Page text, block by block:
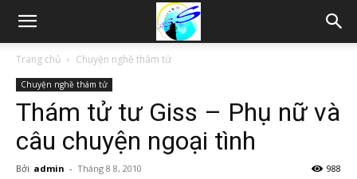
Thám
Trang chủ Chuyện nghề thám tử
Chuyện nghề thám tử
Thám tử tư Giss – Phụ nữ và
câu chuyện ngoại tình
Bởi admin - Tháng 8 8, 2010 988